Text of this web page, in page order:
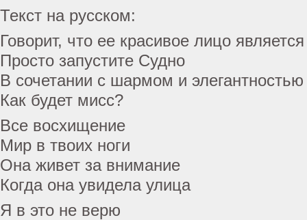
Текст на русском:
Говорит, что ее красивое лицо является
Просто запустите Судно
В сочетании с шармом и элегантностью
Как будет мисс?
Все восхищение
Мир в твоих ноги
Она живет за внимание
Когда она увидела улица
Я в это не верю